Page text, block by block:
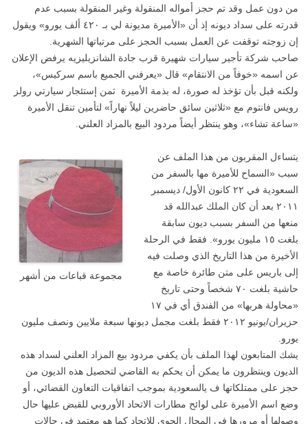
من دون عمل وقد تم حجز أمواله المنقولة وغير المنقولة بسبب عدم
قدرته على سداد ديونه إذ أن «الأميرة مديونة لي بـ ٤٢٠ ألف يورو» ويقول
إن زوجته توقفت عن العمل بسبب الحجز على مرتباتها الشهرية.
صاحب شركة تأجير سيارات شهيرة قرب جادة الشانزيليزيه يرفض الإعلان
عن اسمه «خوفاً من الانتقام» قال «يعرفني الجميع باسم سركيس»،
ولكنه قبل بأن تؤخذ له صورة، له بذمة الأميرة ثمن إستئجار سيارتي رولز
رويس فانتوم مع «ثلاثين سائق حاضرين ليلاً نهاراً» لتأمين تنقل الأميرة
«ساعة تشاء»، وهو ينتظر أيضاً مردود البيع بالمزاد العلني.
مجموعة قباعات من أشهر
يتساءل المقربون من هذا الملف عن
سبب «السماح للأميرة مها بالسفر من
السعودية في ٢٢ كانون الأول/ ديسمبر
٢٠١١ بعد أن كان الملك عبدالله قد
منعها من السفر بسبب ديون سابقة
بلغت ١٥ مليون يورو». فقط في الرحلة
الأخيرة من هذا التاريخ الذي وصلت فيه
إلى باريس على متن طائرة خاصة مع
حاشية بلغت ٧٠ شخصاً وحتى تاريخ
«محاولة هربها» من الفندق أي في ١٧
حزيران/يونيو ٢٠١٢ فقط بلغت مجمل ديونها سبعة ملايين ونصف مليون
يورو.
يشك المتابعون لهذا الملف بأن يكفي مردود بيع المزاد العلني لسداد هذه
الديون وينتظرون ما يمكن أن يحكم به القاضي لتحصيل هذه الديون من
حجز على ممتلكاتها ف يالسعودية بموجب اتفاقيات التعاون القضائي، أو
وضع اسم الأميرة على لوائح مطارات الاتحاد الأوروبي للقبض عليها حال
وصولها أو مرورها في المجال الجوي للاتحاد كما هو معتمد في حالات